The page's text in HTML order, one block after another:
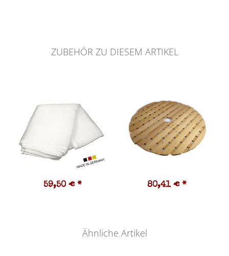
ZUBEHÖR ZU DIESEM ARTIKEL
59,50 € * 80,41 € *
Ähnliche Artikel